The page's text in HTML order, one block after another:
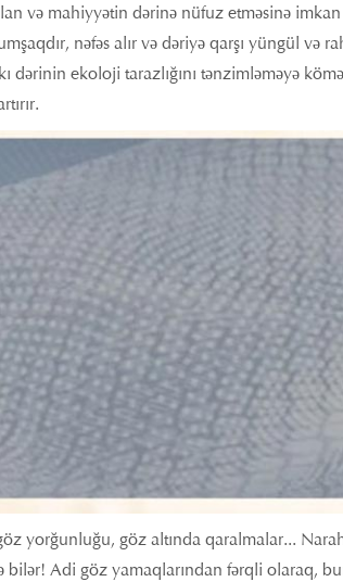
və mahiyyətin dərinə nüfuz etməsinə
nəfəs alır və dəriyə qarşı yüngül və
dərinin ekoloji tarazlığını tənzimləməyə
yorğunluğu, göz altında qaralmalar...
Adi göz yamaqlarından fərqli olaraq,